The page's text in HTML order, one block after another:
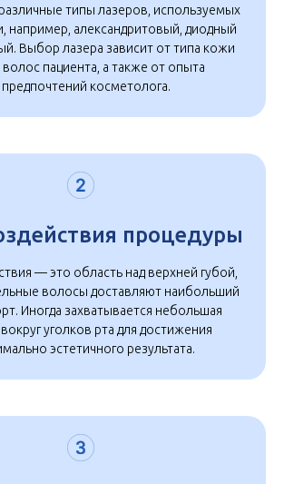
типы лазеров, используемых
например, александритовый, диодный
Выбор лазера зависит от типа кожи
волос пациента, а также от опыта
предпочтений косметолога.
процедуры
— это область над верхней губой,
волосы доставляют наибольший
Иногда захватывается небольшая
уголков рта для достижения
эстетичного результата.